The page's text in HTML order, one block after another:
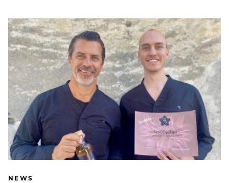
NEWS